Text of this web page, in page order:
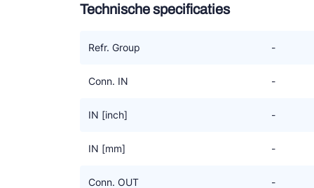
Technische specificaties
Refr. Group -
Conn. IN -
IN [inch] -
IN [mm] -
Conn. OUT -